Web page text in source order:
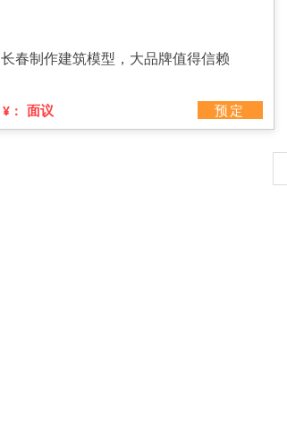
长春制作建筑模型，大品牌值得信赖
¥： 面议 预定